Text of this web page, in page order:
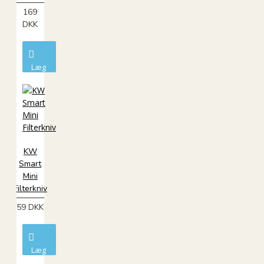
169
DKK
Læg
kurv
KW
Smart
Mini
Filterkniv
59 DKK
Læg